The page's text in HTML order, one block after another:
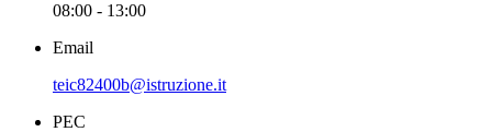
08:00 - 13:00
Email
teic82400b@istruzione.it
PEC